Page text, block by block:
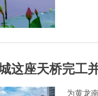
这座天桥完工
为黄龙